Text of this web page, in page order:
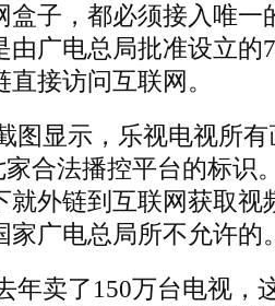
盒子，都必须接入唯一
由广电总局批准设立的
接访问互联网。
图显示，乐视电视所
合法播控平台的标识
就外链到互联网获取视
家广电总局所不允许的
年卖了150万台电视，